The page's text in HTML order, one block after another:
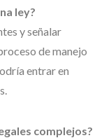
ley?
y señalar
de manejo
entrar en
complejos?